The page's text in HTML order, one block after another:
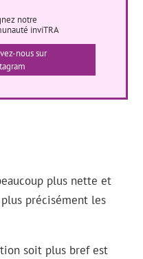
notre
inviTRA
nous sur
plus nette et
précisément les
soit plus bref est